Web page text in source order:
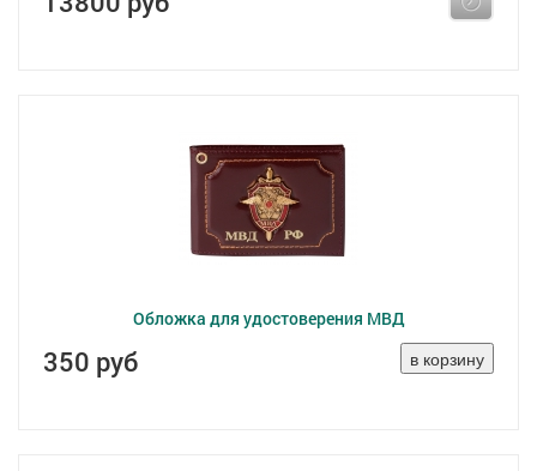
Обложка для удостоверения МВД
350 руб